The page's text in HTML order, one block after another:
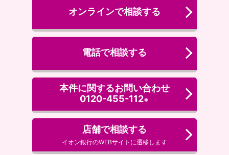
オンラインで相談する
電話で相談する
本件に関するお問い合わせ
0120-455-112※
店舗で相談する
イオン銀行のWEBサイトに遷移します